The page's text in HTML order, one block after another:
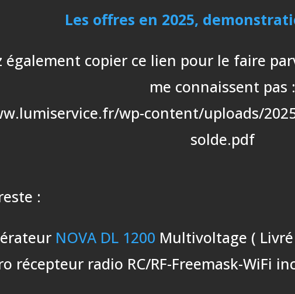
Les offres en 2025,
également copier ce lien pour le faire
me connaissent pas :
wp-content/uploads/
solde.pdf
:
NOVA DL 1200 Multivoltage (
récepteur radio RC/RF-Freemask-WiFi